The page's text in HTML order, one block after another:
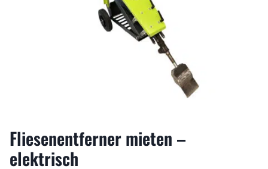
Fliesenentferner mieten –
elektrisch